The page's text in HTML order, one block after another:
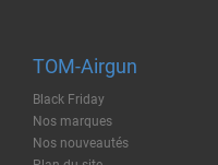
TOM-Airgun
Black Friday
Nos marques
Nos nouveautés